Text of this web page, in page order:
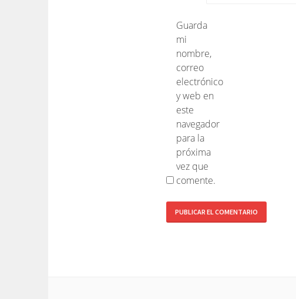
Guarda
mi
nombre,
correo
electrónico
y web en
este
navegador
para la
próxima
vez que
comente.